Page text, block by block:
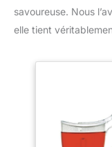
savoureuse. Nous
elle tient